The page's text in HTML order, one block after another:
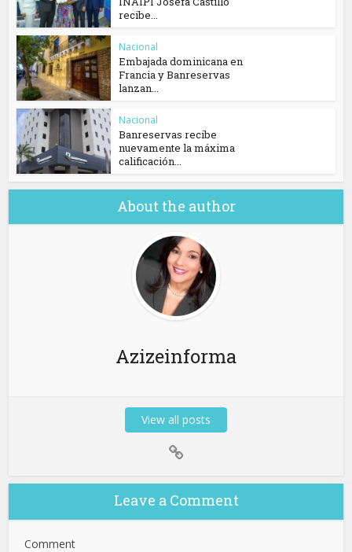
recibe...
Nacional
Embajada dominicana en
Francia y Banreservas
lanzan...
Nacional
Banreservas recibe
nuevamente la máxima
calificación...
About the author
Azizeinforma
View all posts
Leave a Comment
Comment